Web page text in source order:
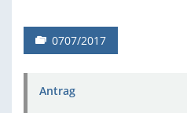
0707/2017
Antrag